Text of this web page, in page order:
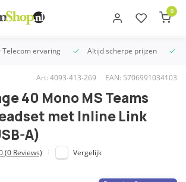
0
Telecom ervaring Altijd scherpe prijzen
Art: 4093-413-269 EAN: 5706991034103
40 Mono MS Teams
met Inline Link
A)
(0 Reviews) Vergelijk